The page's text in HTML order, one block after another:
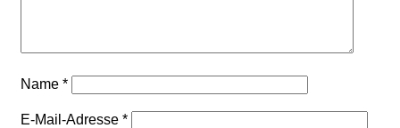
Name *
E-Mail-Adresse *